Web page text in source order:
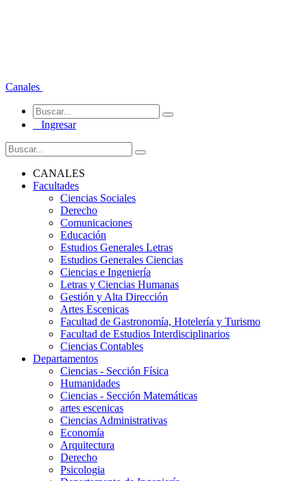
Canales
Ingresar
CANALES
Facultades
Ciencias Sociales
Derecho
Comunicaciones
Educación
Estudios Generales Letras
Estudios Generales Ciencias
Ciencias e Ingeniería
Letras y Ciencias Humanas
Gestión y Alta Dirección
Artes Escenicas
Facultad de Gastronomía, Hotelería y Turismo
Facultad de Estudios Interdisciplinarios
Ciencias Contables
Departamentos
Ciencias - Sección Física
Humanidades
Ciencias - Sección Matemáticas
artes escenicas
Ciencias Administrativas
Economía
Arquitectura
Derecho
Psicologia